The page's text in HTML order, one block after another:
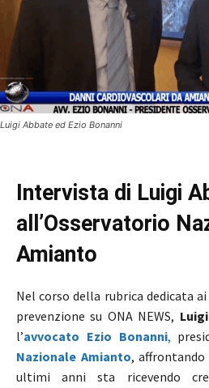
Luigi Abbate ed Ezio Bonanni
Intervista di Luigi
all’Osservatorio
Amianto
Nel corso della rubrica dedicata
prevenzione su ONA NEWS,
l’avvocato Ezio Bonanni,
Nazionale Amianto, affrontando
ultimi anni sta ricevendo